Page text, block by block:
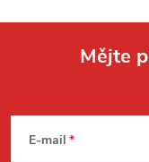
Mějte
E-mail